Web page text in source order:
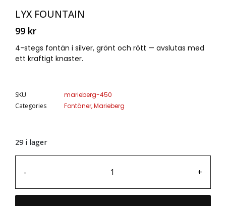
LYX FOUNTAIN
99 kr
4-stegs fontän i silver, grönt och rött — avslutas med
ett kraftigt knaster.
SKU
marieberg-450
Categories
Fontäner,Marieberg
29 i lager
- +